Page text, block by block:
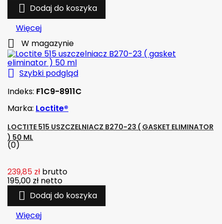
 Dodaj do koszyka
Więcej
 W magazynie
 Szybki podgląd
Indeks: F1C9-8911C
Marka: Loctite®
LOCTITE 515 USZCZELNIACZ B270-23 ( GASKET ELIMINATOR
) 50 ML
(0)
239,85 zł brutto
195,00 zł netto
 Dodaj do koszyka
Więcej